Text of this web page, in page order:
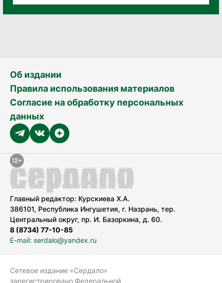
Об издании
Правила использования материалов
Согласие на обработку персональных
данных
Главный редактор: Курскиева Х.А.
386101, Республика Ингушетия, г. Назрань, тер.
Центральный округ, пр. И. Базоркина, д. 60.
8 (8734) 77-10-85
E-mail: serdalo@yandex.ru
Сетевое издание «Сердало»
зарегистрировано Федеральной